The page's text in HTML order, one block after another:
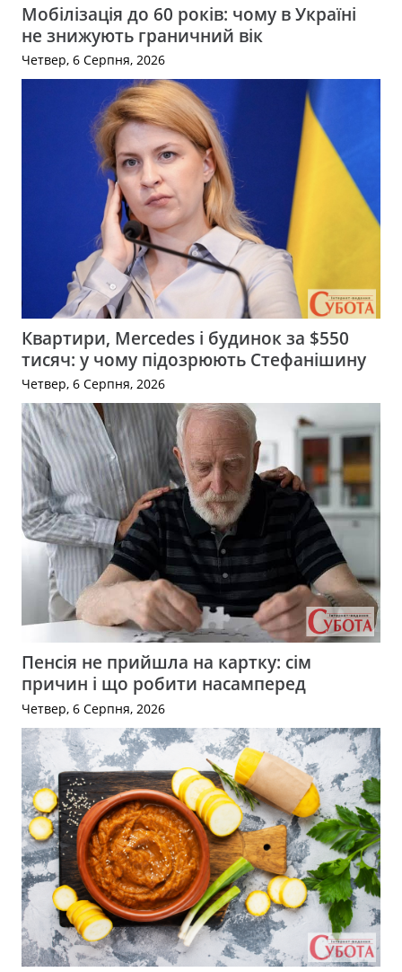
Мобілізація до 60 років: чому в Україні
не знижують граничний вік
Четвер, 6 Серпня, 2026
Квартири, Mercedes і будинок за $550
тисяч: у чому підозрюють Стефанішину
Четвер, 6 Серпня, 2026
Пенсія не прийшла на картку: сім
причин і що робити насамперед
Четвер, 6 Серпня, 2026